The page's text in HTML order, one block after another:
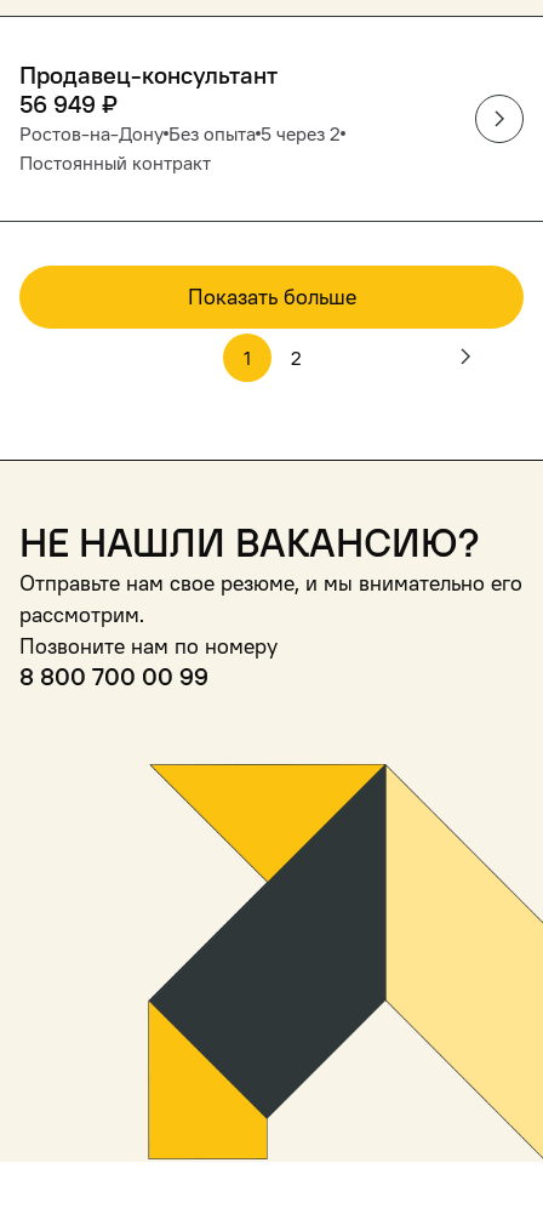
Продавец-консультант
56 949 ₽
Ростов-на-Дону Без опыта 5 через 2
Постоянный контракт
Показать больше
1 2
Не нашли вакансию?
Отправьте нам свое резюме, и мы внимательно его
рассмотрим.
Позвоните нам по номеру
8 800 700 00 99